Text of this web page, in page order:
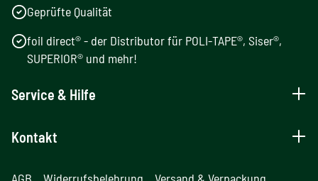
Geprüfte Qualität
foil direct® - der Distributor für POLI-TAPE®, Siser®,
SUPERIOR® und mehr!
Service & Hilfe
Kontakt